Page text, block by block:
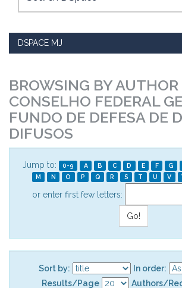
DSPACE MJ
BROWSING BY AUTHOR
CONSELHO FEDERAL
FUNDO DE DEFESA DE
DIFUSOS
Jump to: 0-9 A B C D E F G
M
N O P Q R S T U V
or enter first few letters:
Sort by:
In order:
Results/Page
Authors/